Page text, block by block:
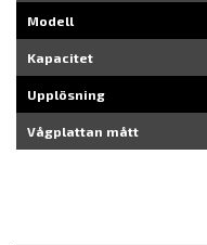
Modell
Kapacitet
Upplösning
Vågplattan mått